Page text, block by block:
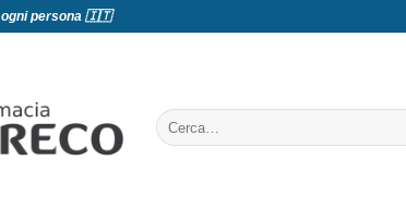
persona 🇮🇹
Cerca: